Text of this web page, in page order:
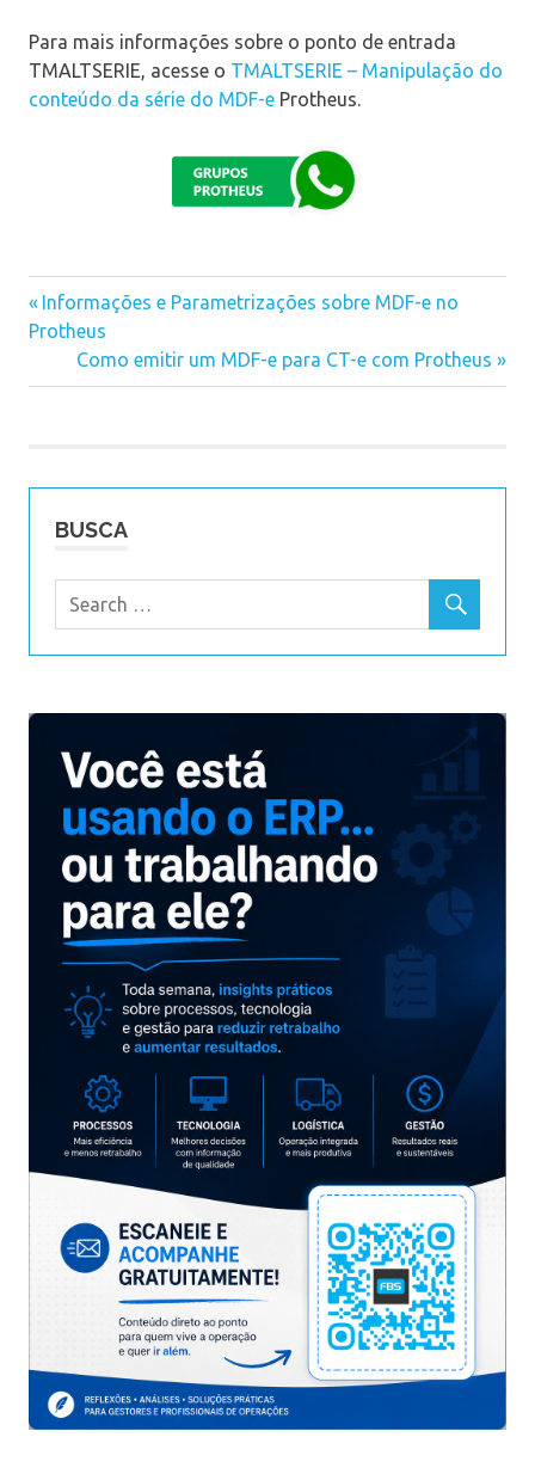
Para mais informações sobre o ponto de entrada
TMALTSERIE, acesse o TMALTSERIE – Manipulação do
conteúdo da série do MDF-e Protheus.
Navegação
Previous
Post:
Informações e Parametrizações sobre MDF-e no
Protheus
Next
Post:
Como emitir um MDF-e para CT-e com Protheus
BUSCA